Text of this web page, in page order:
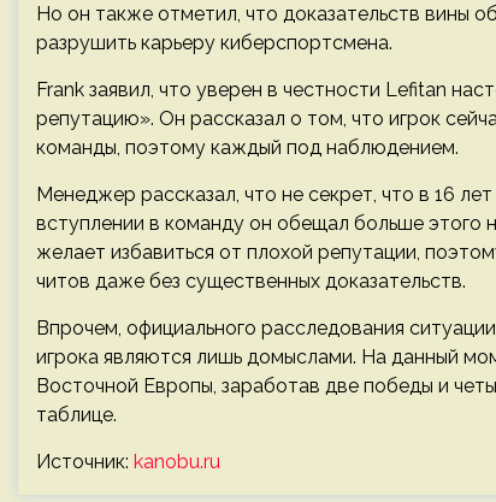
Но он также отметил, что доказательств вины
разрушить карьеру киберспортсмена.
Frank заявил, что уверен в честности Lefitan
репутацию». Он рассказал о том, что игрок
команды, поэтому каждый под наблюдением.
Менеджер рассказал, что не секрет, что в 16
вступлении в команду он обещал больше этого
желает избавиться от плохой репутации,
читов даже без существенных доказательств.
Впрочем, официального расследования
игрока являются лишь домыслами. На данный
Восточной Европы, заработав две победы и
таблице.
Источник: kanobu.ru